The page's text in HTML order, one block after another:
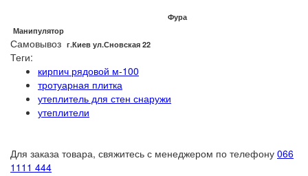
Фура
Манипулятор
Самовывоз г.Киев ул.Сновская 22
Теги:
кирпич рядовой м-100
тротуарная плитка
утеплитель для стен снаружи
утеплители
Для заказа товара, свяжитесь с менеджером по телефону 066
1111 444